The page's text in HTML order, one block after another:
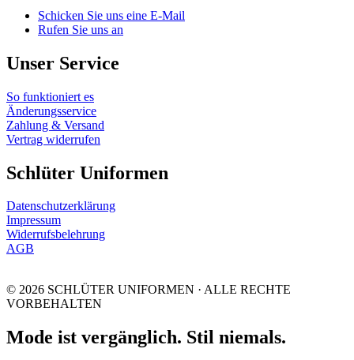
Schicken Sie uns eine E-Mail
Rufen Sie uns an
Unser Service
So funktioniert es
Änderungsservice
Zahlung & Versand
Vertrag widerrufen
Schlüter Uniformen
Datenschutzerklärung
Impressum
Widerrufsbelehrung
AGB
© 2026 SCHLÜTER UNIFORMEN · ALLE RECHTE
VORBEHALTEN
Mode ist vergänglich. Stil niemals.